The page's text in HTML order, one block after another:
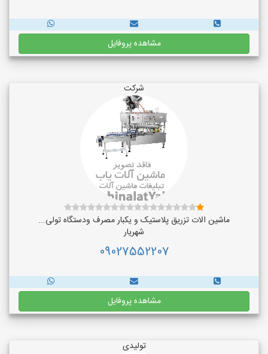
مشاهده پروفایل
شرکت
ماشین الات تزریق پلاستیک و یکبار مصرف ودستگاه تولی...
شهریار
09027552207
مشاهده پروفایل
تولیدی